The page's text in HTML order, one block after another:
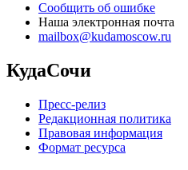
Сообщить об ошибке
Наша электронная почта
mailbox@kudamoscow.ru
КудаСочи
Пресс-релиз
Редакционная политика
Правовая информация
Формат ресурса